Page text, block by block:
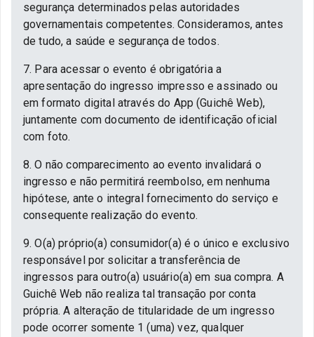
segurança determinados pelas autoridades
governamentais competentes. Consideramos, antes
de tudo, a saúde e segurança de todos.
7. Para acessar o evento é obrigatória a
apresentação do ingresso impresso e assinado ou
em formato digital através do App (Guichê Web),
juntamente com documento de identificação oficial
com foto.
8. O não comparecimento ao evento invalidará o
ingresso e não permitirá reembolso, em nenhuma
hipótese, ante o integral fornecimento do serviço e
consequente realização do evento.
9. O(a) próprio(a) consumidor(a) é o único e exclusivo
responsável por solicitar a transferência de
ingressos para outro(a) usuário(a) em sua compra. A
Guichê Web não realiza tal transação por conta
própria. A alteração de titularidade de um ingresso
pode ocorrer somente 1 (uma) vez, qualquer